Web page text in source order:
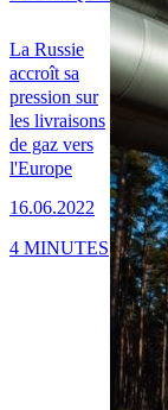
La Russie
accroît sa
pression sur
les livraisons
de gaz vers
l'Europe
16.06.2022
4 MINUTES